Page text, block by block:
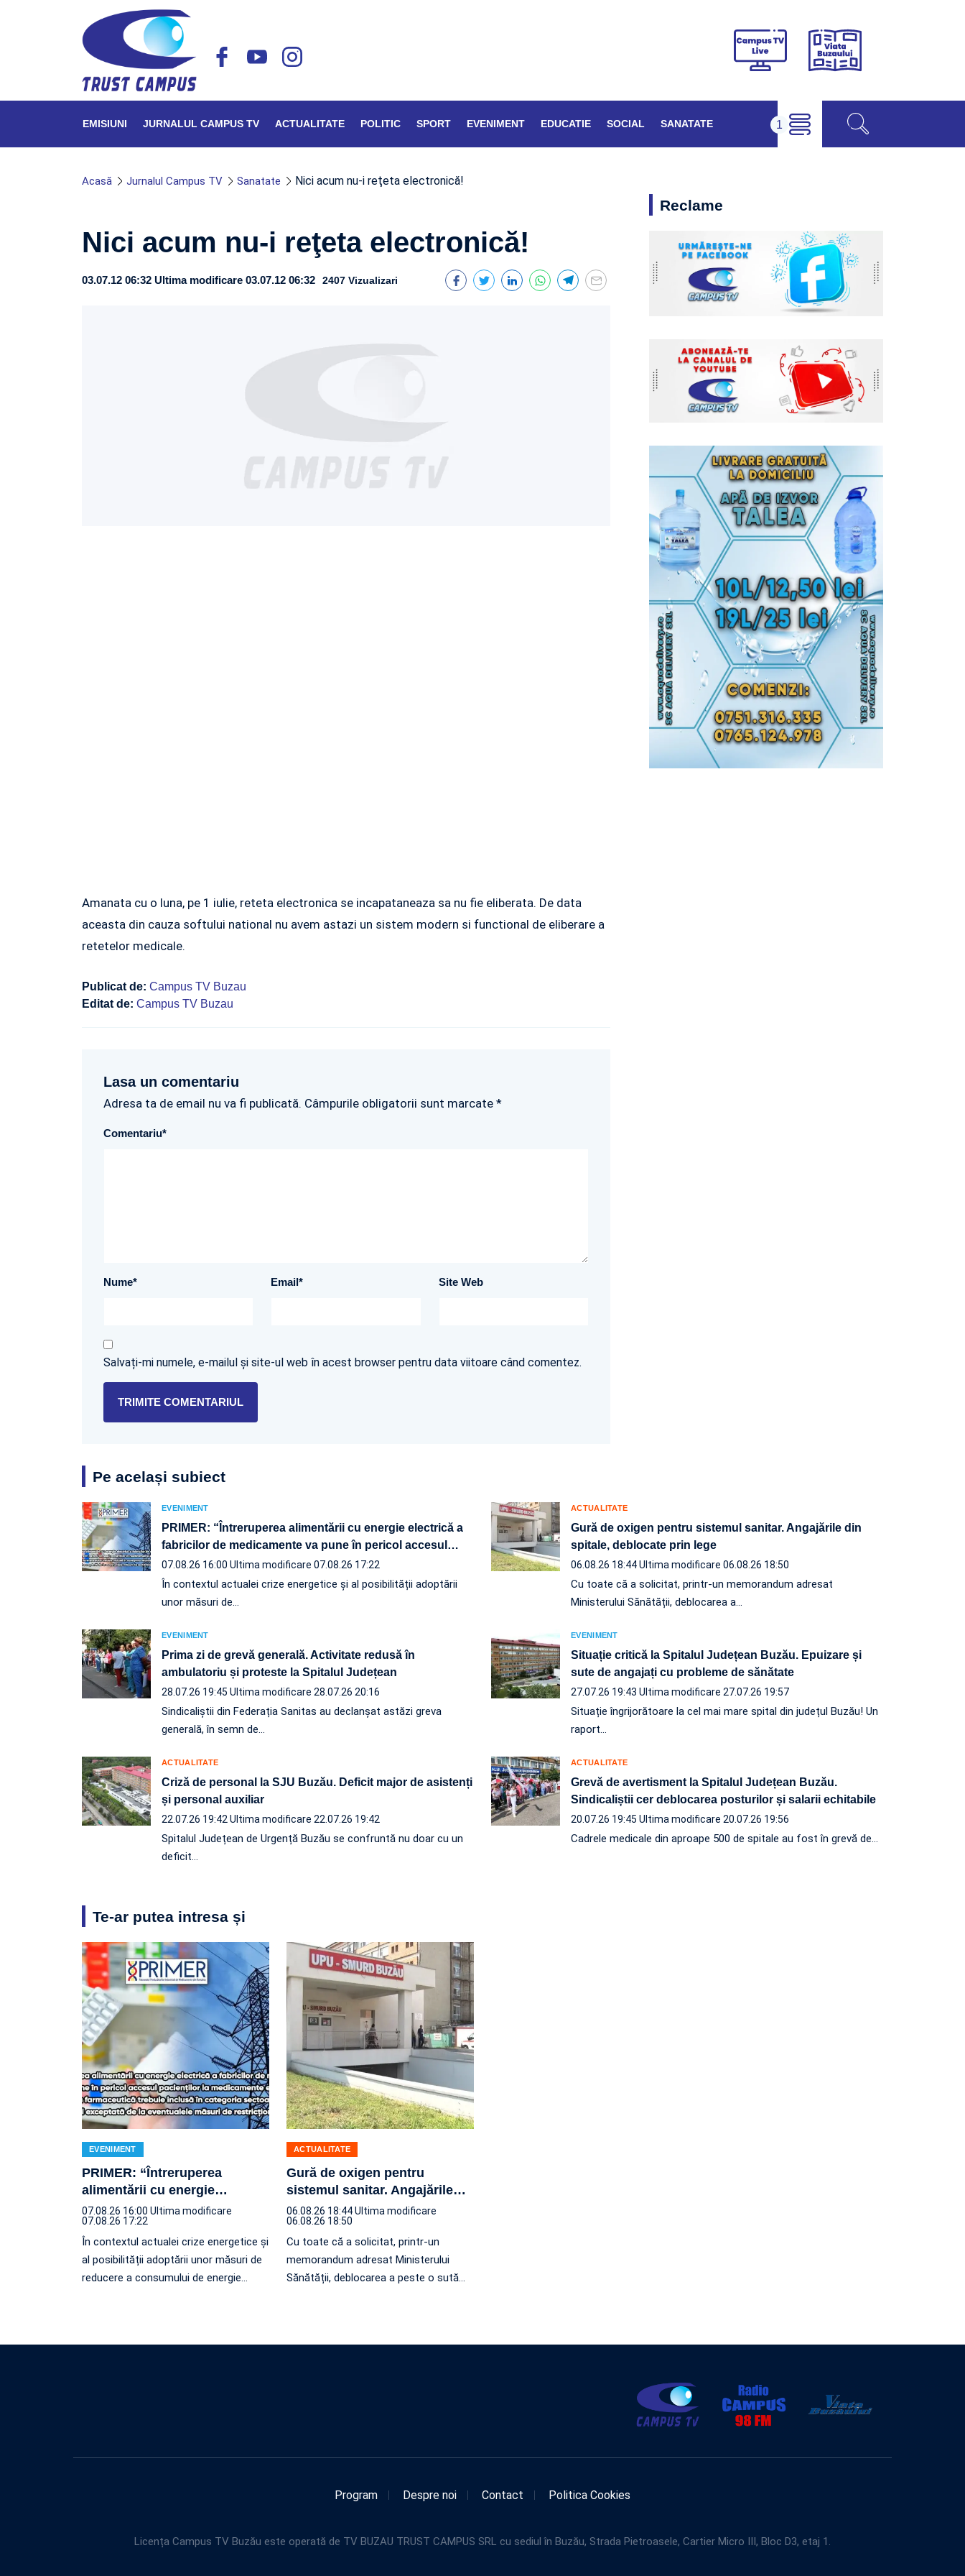
Campus
Viața
EMISIUNI JURNALUL CAMPUS TV ACTUALITATE POLITIC SPORT EVENIMENT EDUCATIE SOCIAL SANATATE
Acasă Jurnalul Campus TV Sanatate Nici acum nu-i reţeta electronică!
Nici acum nu-i reţeta electronică!
03.07.12 06:32 Ultima modificare 03.07.12 06:32 2407 Vizualizari
Amanata cu o luna, pe 1 iulie, reteta electronica se incapataneaza sa nu fie eliberata. De data
aceasta din cauza softului national nu avem astazi un sistem modern si functional de eliberare a
retetelor medicale.
Publicat de: Campus TV Buzau
Editat de: Campus TV Buzau
Lasa un comentariu
Adresa ta de email nu va fi publicată. Câmpurile obligatorii sunt marcate *
Comentariu*
Nume* Email* Site Web
Salvați-mi numele, e-mailul și site-ul web în acest browser pentru data viitoare când comentez.
Reclame
Pe același subiect
EVENIMENT
PRIMER: “Întreruperea alimentării cu energie electrică a
fabricilor de medicamente va pune în pericol accesul …
07.08.26 16:00 Ultima modificare 07.08.26 17:22
În contextul actualei crize energetice și al posibilității adoptării
unor măsuri de…
ACTUALITATE
Gură de oxigen pentru sistemul sanitar. Angajările din
spitale, deblocate prin lege
06.08.26 18:44Ultima modificare 06.08.26 18:50
Cu toate că a solicitat, printr-un memorandum adresat
Ministerului Sănătății, deblocarea a…
EVENIMENT
Prima zi de grevă generală. Activitate redusă în
ambulatoriu și proteste la Spitalul Județean
28.07.26 19:45 Ultima modificare 28.07.26 20:16
Sindicaliștii din Federația Sanitas au declanșat astăzi greva
generală, în semn de…
EVENIMENT
Situație critică la Spitalul Județean Buzău. Epuizare și
sute de angajați cu probleme de sănătate
27.07.26 19:43 Ultima modificare 27.07.26 19:57
Situație îngrijorătoare la cel mai mare spital din județul Buzău! Un
raport…
ACTUALITATE
Criză de personal la SJU Buzău. Deficit major de asistenți
și personal auxiliar
22.07.26 19:42 Ultima modificare 22.07.26 19:42
Spitalul Județean de Urgență Buzău se confruntă nu doar cu un
deficit…
ACTUALITATE
Grevă de avertisment la Spitalul Județean Buzău.
Sindicaliștii cer deblocarea posturilor și salarii echitabile
20.07.26 19:45 Ultima modificare 20.07.26 19:56
Cadrele medicale din aproape 500 de spitale au fost în grevă de…
Te-ar putea intresa și
EVENIMENT
PRIMER: “Întreruperea
alimentării cu energie…
07.08.26 16:00 Ultima modificare
07.08.26 17:22
În contextul actualei crize energetice și
al posibilității adoptării unor măsuri de
reducere a consumului de energie…
ACTUALITATE
Gură de oxigen pentru
sistemul sanitar. Angajările…
06.08.26 18:44Ultima modificare
06.08.26 18:50
Cu toate că a solicitat, printr-un
memorandum adresat Ministerului
Sănătății, deblocarea a peste o sută…
Program Despre noi Contact Politica Cookies
Licența Campus TV Buzău este operată de TV BUZAU TRUST CAMPUS SRL cu sediul în Buzău, Strada Pietroasele, Cartier Micro III, Bloc D3, etaj 1.